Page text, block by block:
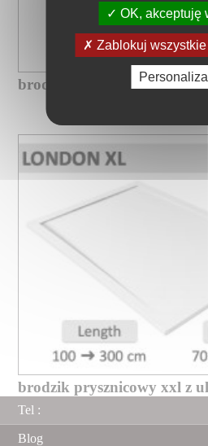
brodzik prysznicowy xxl na
brodzik prysznicowy xxl z
Tel :
Blog
OK, akceptuję
Zablokuj